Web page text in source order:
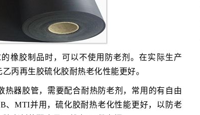
橡胶制品时，可以不使用防老剂。在实际生产
丙再生胶硫化胶耐热老化性能更好。
器胶管，需要配合耐热防老剂，常用的有自由
、MTI并用，硫化胶耐热老化性能更好，以防老